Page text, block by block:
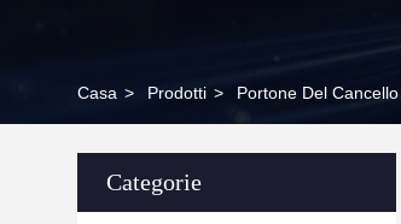
Casa > Prodotti > Portone Del
Categorie